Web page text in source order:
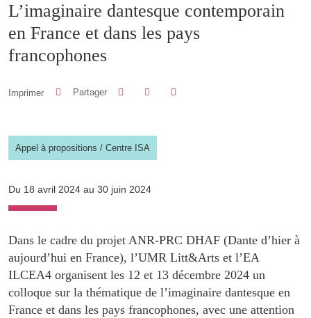
L’imaginaire dantesque contemporain
en France et dans les pays
francophones
Imprimer Partager Partager sur Facebook
Partager sur LinkedIn
Appel à propositions / Centre ISA
Du 18 avril 2024 au 30 juin 2024
Dans le cadre du projet ANR-PRC DHAF (Dante d’hier à
aujourd’hui en France), l’UMR Litt&Arts et l’EA
ILCEA4 organisent les 12 et 13 décembre 2024 un
colloque sur la thématique de l’imaginaire dantesque en
France et dans les pays francophones, avec une attention